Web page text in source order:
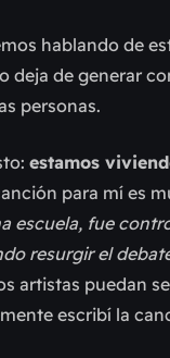
hablando de
deja de generar
personas.
estamos
para mí es
escuela, fue
resurgir el
artistas puedan
escribí la